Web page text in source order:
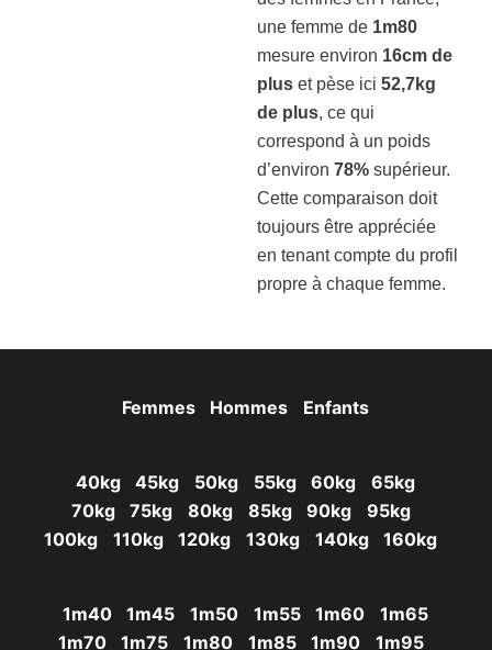
une femme de 1m80
mesure environ 16cm de
plus et pèse ici 52,7kg
de plus, ce qui
correspond à un poids
d’environ 78% supérieur.
Cette comparaison doit
toujours être appréciée
en tenant compte du profil
propre à chaque femme.
Femmes Hommes Enfants
40kg 45kg 50kg 55kg 60kg
65kg
70kg
75kg 80kg 85kg 90kg
95kg
100kg
110kg 120kg 130kg 140kg 160kg
1m40 1m45 1m50 1m55 1m60
1m65
1m70
1m75 1m80 1m85 1m90 1m95